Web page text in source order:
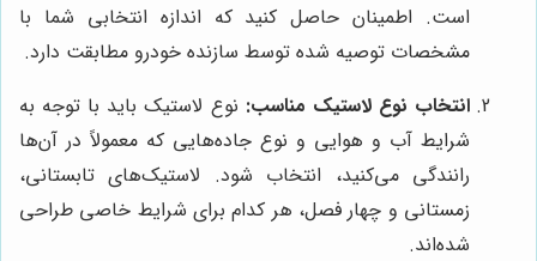
است. اطمینان حاصل کنید که اندازه انتخابی شما با
مشخصات توصیه شده توسط سازنده خودرو مطابقت دارد.
انتخاب نوع لاستیک مناسب: نوع لاستیک باید با توجه به
شرایط آب و هوایی و نوع جاده‌هایی که معمولاً در آن‌ها
رانندگی می‌کنید، انتخاب شود. لاستیک‌های تابستانی،
زمستانی و چهار فصل، هر کدام برای شرایط خاصی طراحی
شده‌اند.